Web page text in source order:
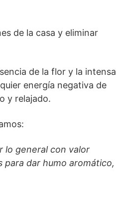
de la casa y eliminar
de la flor y la intensa
energía negativa de
y relajado.
lo general con valor
para dar humo aromático,